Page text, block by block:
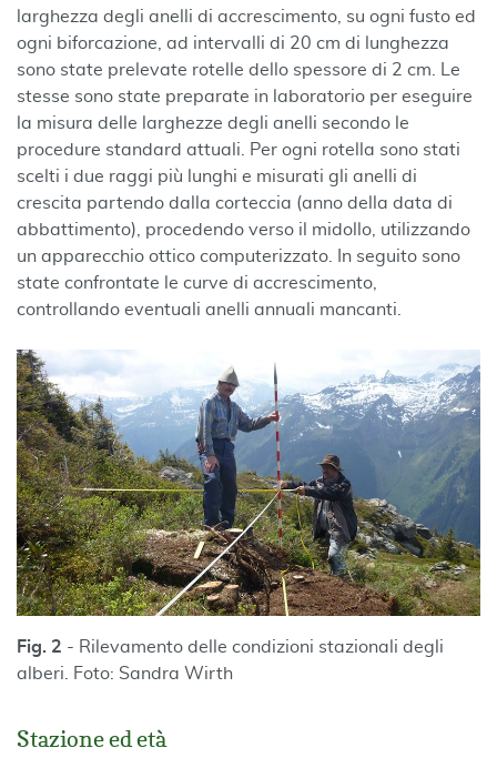
larghezza degli anelli di accrescimento, su ogni fusto ed
ogni biforcazione, ad intervalli di 20 cm di lunghezza
sono state prelevate rotelle dello spessore di 2 cm. Le
stesse sono state preparate in laboratorio per eseguire
la misura delle larghezze degli anelli secondo le
procedure standard attuali. Per ogni rotella sono stati
scelti i due raggi più lunghi e misurati gli anelli di
crescita partendo dalla corteccia (anno della data di
abbattimento), procedendo verso il midollo, utilizzando
un apparecchio ottico computerizzato. In seguito sono
state confrontate le curve di accrescimento,
controllando eventuali anelli annuali mancanti.
Fig. 2 - Rilevamento delle condizioni stazionali degli
alberi. Foto: Sandra Wirth
Stazione ed età